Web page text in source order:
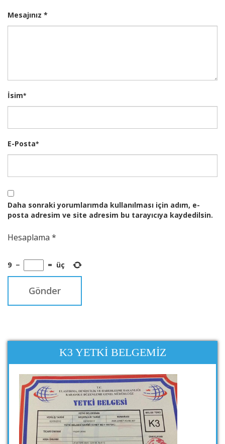
Mesajınız *
İsim*
E-Posta*
Daha sonraki yorumlarımda kullanılması için adım, e-
posta adresim ve site adresim bu tarayıcıya kaydedilsin.
Hesaplama *
9 − = üç
K3 YETKI BELGEMIZ